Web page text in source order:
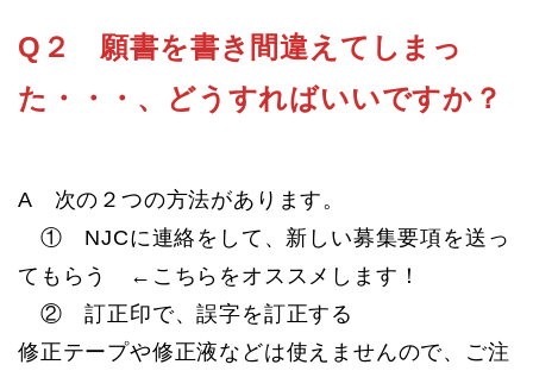
Q２ 願書を書き間違えてしまっ
た・・・、どうすればいいですか？
A 次の２つの方法があります。
① NJCに連絡をして、新しい募集要項を送っ
てもらう ←こちらをオススメします！
② 訂正印で、誤字を訂正する
修正テープや修正液などは使えませんので、ご注